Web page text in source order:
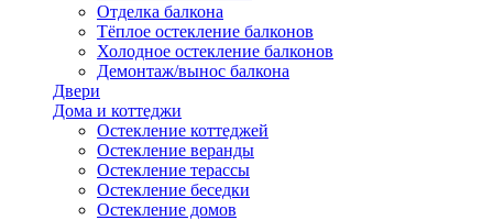
Отделка балкона
Тёплое остекление балконов
Холодное остекление балконов
Демонтаж/вынос балкона
Двери
Дома и коттеджи
Остекление коттеджей
Остекление веранды
Остекление терассы
Остекление беседки
Остекление домов